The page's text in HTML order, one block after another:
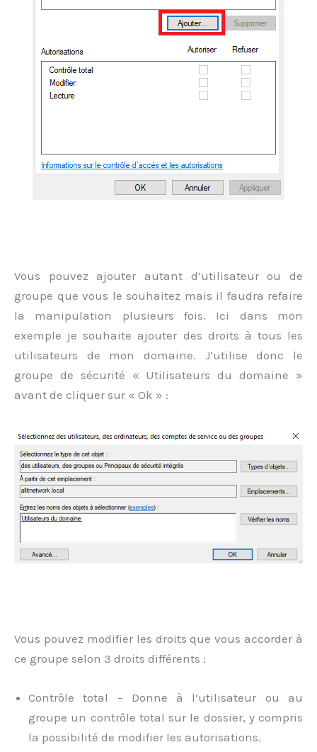
Vous pouvez ajouter autant d’utilisateur ou de
groupe que vous le souhaitez mais il faudra refaire
la manipulation plusieurs fois. Ici dans mon
exemple je souhaite ajouter des droits à tous les
utilisateurs de mon domaine. J’utilise donc le
groupe de sécurité « Utilisateurs du domaine »
avant de cliquer sur « Ok » :
Vous pouvez modifier les droits que vous accorder à
ce groupe selon 3 droits différents :
Contrôle total – Donne à l’utilisateur ou au
groupe un contrôle total sur le dossier, y compris
la possibilité de modifier les autorisations.